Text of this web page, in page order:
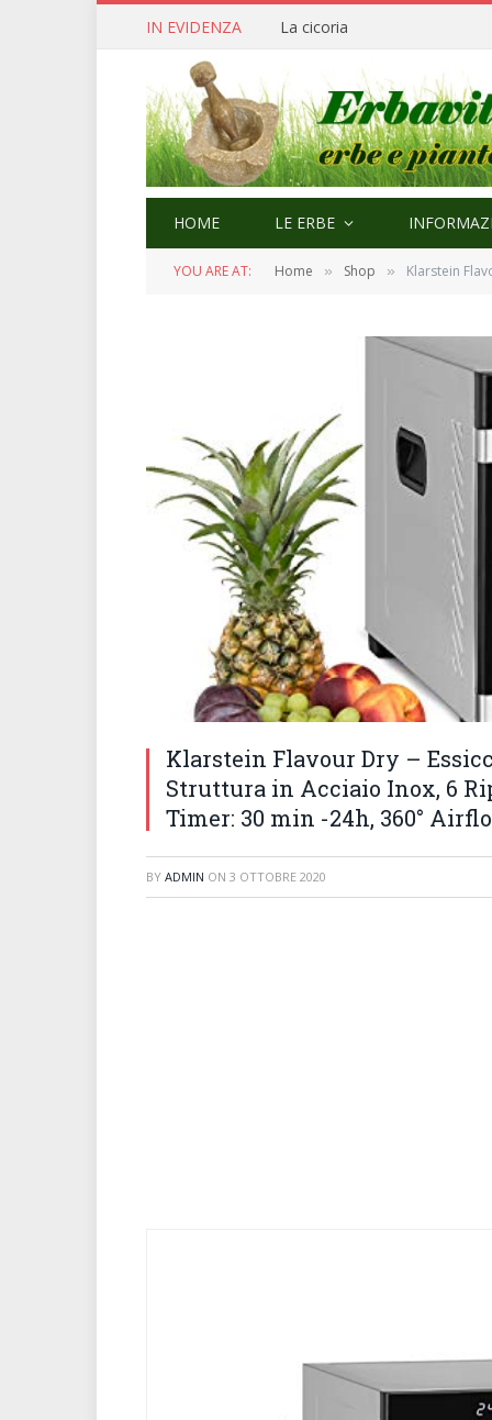
IN EVIDENZA Cerfoglio: bellezza e
HOME LE ERBE
YOU ARE AT: Home » Shop » Klarstein Flavour
Klarstein Flavour Dry –
Struttura in Acciaio Inox, 6
Timer: 30 min -24h, 360°
BY ADMIN ON 3 OTTOBRE 2020